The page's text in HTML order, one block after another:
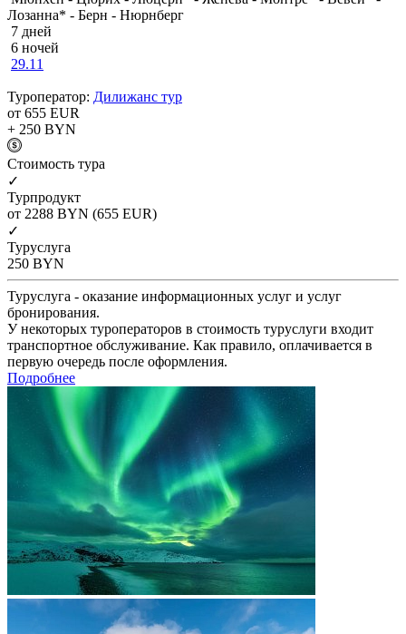
Лозанна* - Берн - Нюрнберг
7 дней
6 ночей
29.11
Туроператор: Дилижанс тур
от 655 EUR
+ 250 BYN
Cтоимость тура
✓
Турпродукт
от 2288 BYN (655 EUR)
✓
Туруслуга
250 BYN
Туруслуга - оказание информационных услуг и услуг
бронирования.
У некоторых туроператоров в стоимость туруслуги входит
транспортное обслуживание. Как правило, оплачивается в
первую очередь после оформления.
Подробнее